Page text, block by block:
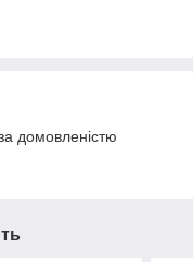
домовленістю